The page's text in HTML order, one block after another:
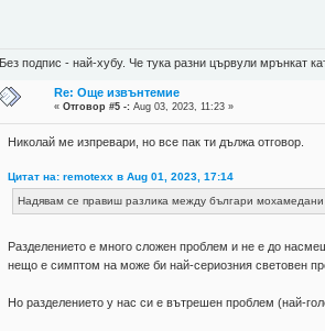
Без подпис - най-хубу. Че тука разни цървули мрънкат
Re: Още извънтемие
«Отговор #5 -: Aug 03, 2023, 11:23 »
Николай ме изпревари, но все пак ти дължа отговор.
Цитат на: remotexx в Aug 01, 2023, 17:14
Надявам се правиш разлика между българи мохамедани
Разделението е много сложен проблем и не е до
нещо е симптом на може би най-сериозния световен
Но разделението у нас си е вътрешен проблем (най-